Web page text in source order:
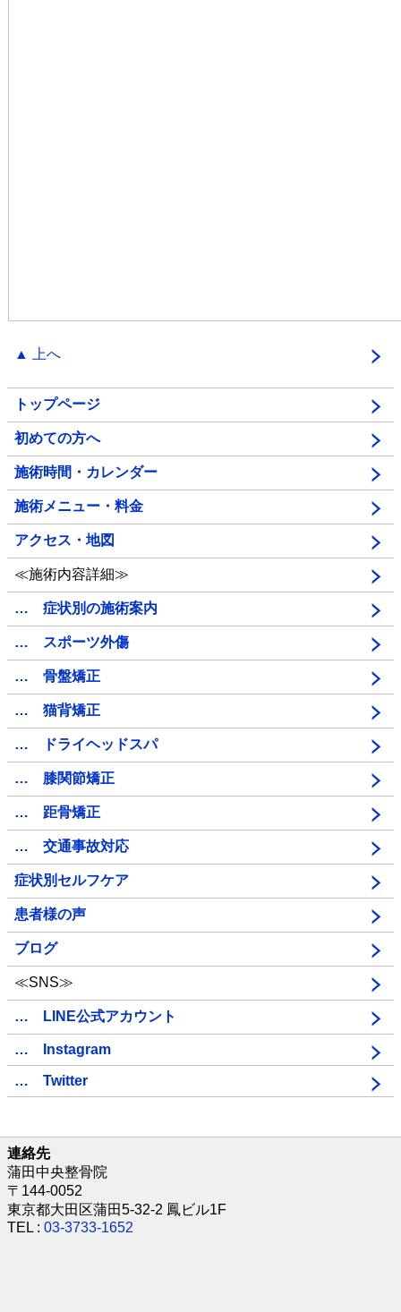
▲ 上へ
トップページ
初めての方へ
施術時間・カレンダー
施術メニュー・料金
アクセス・地図
≪施術内容詳細≫
… 症状別の施術案内
… スポーツ外傷
… 骨盤矯正
… 猫背矯正
… ドライヘッドスパ
… 膝関節矯正
… 距骨矯正
… 交通事故対応
症状別セルフケア
患者様の声
ブログ
≪SNS≫
… LINE公式アカウント
… Instagram
… Twitter
連絡先
蒲田中央整骨院
〒144-0052
東京都大田区蒲田5-32-2 鳳ビル1F
TEL : 03-3733-1652